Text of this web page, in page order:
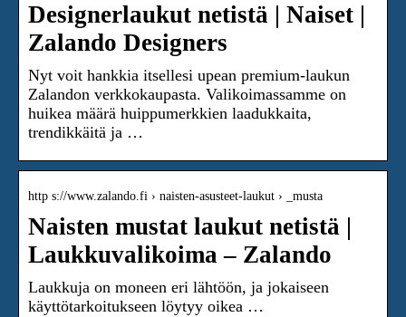
Designerlaukut netistä | Naiset |
Zalando Designers
Nyt voit hankkia itsellesi upean premium-laukun
Zalandon verkkokaupasta. Valikoimassamme on
huikea määrä huippumerkkien laadukkaita,
trendikkäitä ja …
http s://www.zalando.fi › naisten-asusteet-laukut › _musta
Naisten mustat laukut netistä |
Laukkuvalikoima – Zalando
Laukkuja on moneen eri lähtöön, ja jokaiseen
käyttötarkoitukseen löytyy oikea …